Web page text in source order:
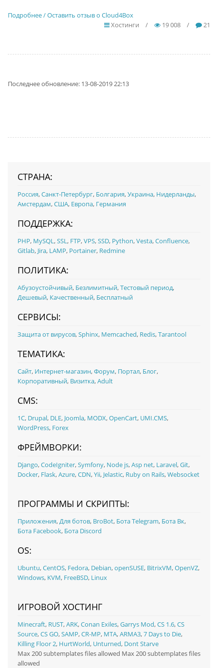
Подробнее / Оставить отзыв о Cloud4Box
Хостинги
/ 19 008 / 21
Последнее обновление: 13-08-2019 22:13
СТРАНА:
Россия,Санкт-Петербург, Болгария,Украина, Нидерланды,
Амстердам,США, Европа, Германия
ПОДДЕРЖКА:
PHP, MySQL,SSL, FTP,VPS,SSD, Python,Vesta,Confluence,
Gitlab, Jira, LAMP, Portainer, Redmine
ПОЛИТИКА:
Абузоустойчивый, Безлимитный,Тестовый период,
Дешевый, Качественный, Бесплатный
СЕРВИСЫ:
Защита от вирусов,Sphinx, Memcached, Redis,Tarantool
ТЕМАТИКА:
Сайт, Интернет-магазин,Форум, Портал, Блог,
Корпоративный, Визитка,Adult
CMS:
1С, Drupal, DLE, Joomla, MODX,OpenCart, UMI.CMS,
WordPress, Forex
ФРЕЙМВОРКИ:
Django,CodeIgniter,Symfony, Node js,Asp net, Laravel,Git,
Docker, Flask,Azure,CDN,Yii, Jelastic, Ruby on Rails,Websocket
ПРОГРАММЫ И СКРИПТЫ:
Приложения,Для ботов, BroBot, Бота Telegram, Бота Вк,
Бота Facebook, Бота Discord
OS:
Ubuntu,CentOS, Fedora, Debian,openSUSE, BitrixVM,OpenVZ,
Windows, KVM, FreeBSD, Linux
ИГРОВОЙ ХОСТИНГ
Minecraft, RUST,ARK,Conan Exiles,Garrys Mod,CS 1.6,CS
Source,CS GO,SAMP,CR-MP, MTA,ARMA3,7 Days to Die,
Killing Floor 2, HurtWorld, Unturned, Dont Starve
Max 200 subtemplates files allowed Max 200 subtemplates files
allowed